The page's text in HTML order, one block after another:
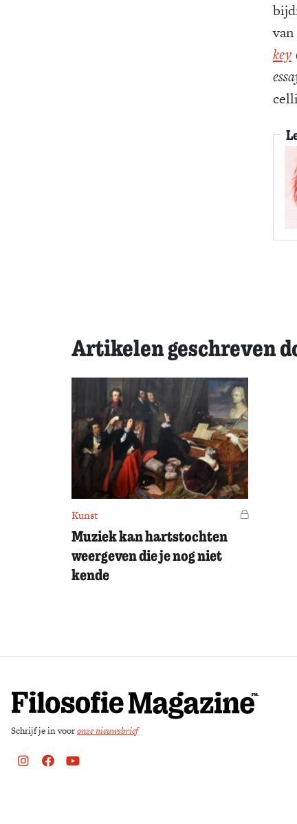
key
Artikelen geschreven
Kunst Voor leden
Muziek kan hartstochten
weergeven die je nog niet
kende
Schrijf je in vooronze nieuwsbrief
Instagram
FacebookYoutube